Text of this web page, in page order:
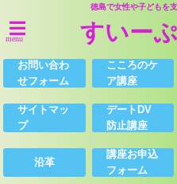
徳島で女性や子どもを
menu すいー
お問い合わ
せフォーム
こころのケ
ア講座
サイトマッ
プ
デートDV
防止講座
沿革
講座お申込
フォーム